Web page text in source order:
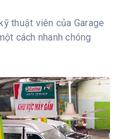
thuật viên của Garage
cách nhanh chóng